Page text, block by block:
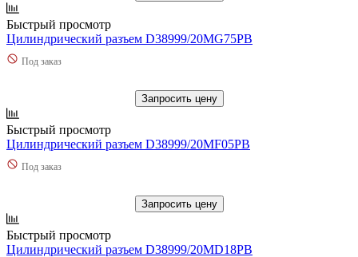
Быстрый просмотр
Цилиндрический разъем D38999/20MG75PB
Под заказ
Запросить цену
Быстрый просмотр
Цилиндрический разъем D38999/20MF05PB
Под заказ
Запросить цену
Быстрый просмотр
Цилиндрический разъем D38999/20MD18PB